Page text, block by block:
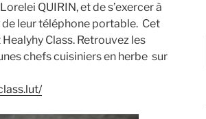
QUIRIN, et de s’exercer à
leur téléphone portable. Cet
Class. Retrouvez les
chefs cuisiniers en herbe sur